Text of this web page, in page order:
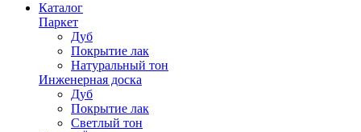
Каталог
Паркет
Дуб
Покрытие лак
Натуральный тон
Инженерная доска
Дуб
Покрытие лак
Светлый тон